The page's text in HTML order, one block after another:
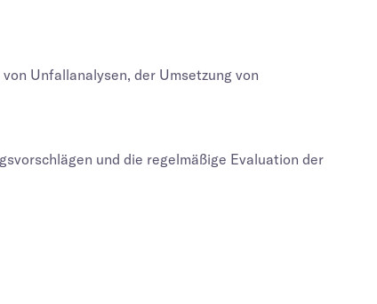
Unfallanalysen, der Umsetzung von
und die regelmäßige Evaluation der